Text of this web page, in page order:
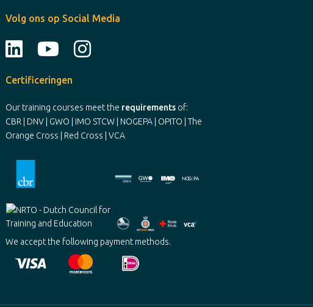
Volg ons op Social Media
Certificeringen
Our training courses meet the requirements of:
CBR | DNV | GWO | IMO STCW | NOGEPA | OPITO | The
Orange Cross | Red Cross | VCA
We accept the following payment methods.